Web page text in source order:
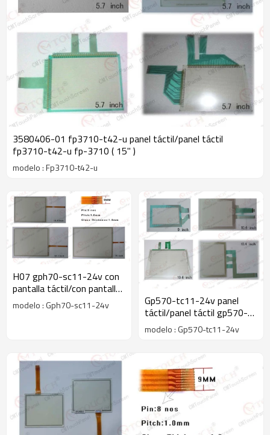
3580406-01 fp3710-t42-u panel táctil/panel táctil
fp3710-t42-u fp-3710 ( 15" )
modelo : Fp3710-t42-u
H07 gph70-sc11-24v con
pantalla táctil/con pantalla
táctil gph70-sc11-24v h07
modelo : Gph70-sc11-24v
Gp570-tc11-24v panel
táctil/panel táctil gp570-
tc11-24v gp570
modelo : Gp570-tc11-24v